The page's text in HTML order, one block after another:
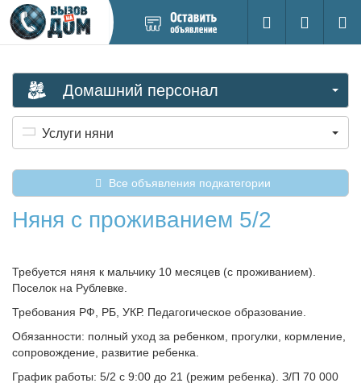
новое
Поиск
Вход на
Домашний персонал
Услуги няни
Все объявления подкатегории
Няня с проживанием 5/2
Требуется няня к мальчику 10 месяцев (с проживанием).
Поселок на Рублевке.
Требования РФ, РБ, УКР. Педагогическое образование.
Обязанности: полный уход за ребенком, прогулки, кормление,
сопровождение, развитие ребенка.
График работы: 5/2 с 9:00 до 21 (режим ребенка). З/П 70 000